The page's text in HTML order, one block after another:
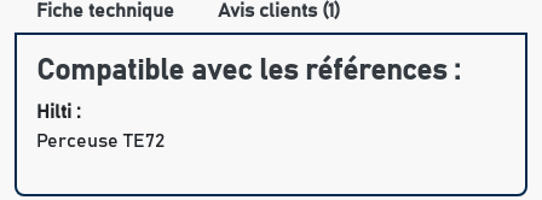
Fiche technique Avis clients (1)
Compatible avec les références :
Hilti :
Perceuse TE72